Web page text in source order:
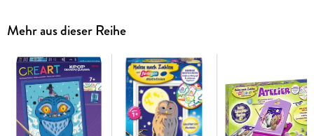
Großer Malspaß mit den Lieblingsmotiven der Kinder:
ideale Geschenk für kleine und große Künstler
Dank des mitgelieferten Rahmens eignet sich das Malen
nach Zahlen auch wunderbar als Dekoration im eigenen
Kinderzimmer
Mehr aus dieser Reihe